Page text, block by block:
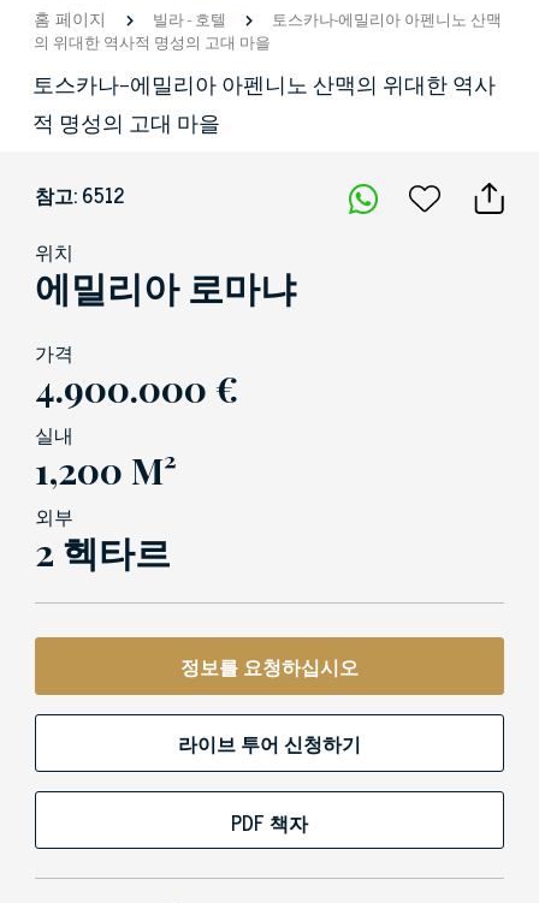
홈 페이지 빌라-호텔
토스카나-에밀리아 아펜니노 산맥
의 위대한 역사적 명성의 고대 마을
토스카나-에밀리아 아펜니노 산맥의 위대한 역사
적 명성의 고대 마을
참고: 6512
위치
에밀리아 로마냐
가격
4.900.000 €
실내
1,200 M²
외부
2 헥타르
정보를 요청하십시오
라이브 투어 신청하기
PDF 책자